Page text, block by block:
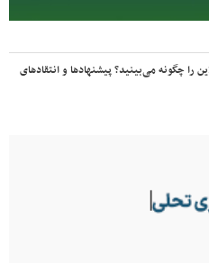
را چگونه می‌بینید؟ پیشنهادها و انتقادهای